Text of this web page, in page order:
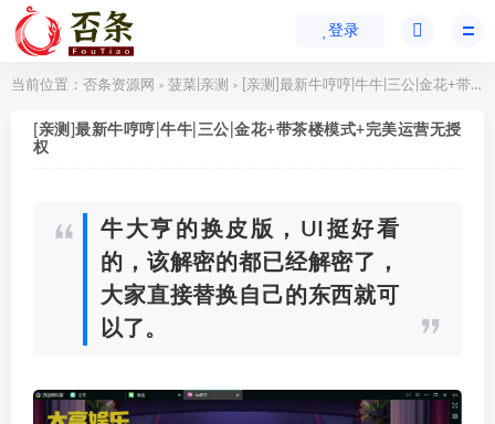
登录
当前位置： 否条资源网 > 菠菜|亲测 > [亲测]最新牛哼哼|牛牛|三公|金花+带茶楼模式+完美运营无授权
[亲测]最新牛哼哼|牛牛|三公|金花+带茶楼模式+完美运营无授
权
牛大亨的换皮版，UI挺好看
的，该解密的都已经解密了，
大家直接替换自己的东西就可
以了。